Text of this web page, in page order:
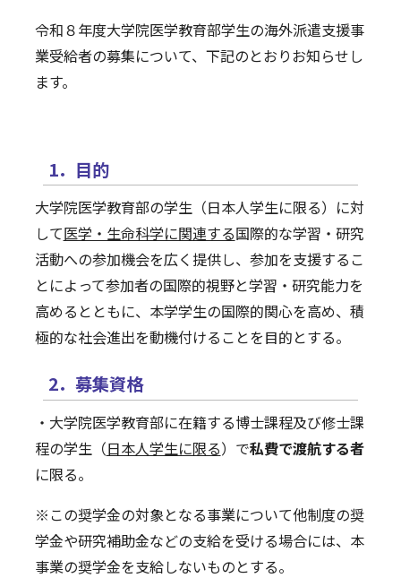
令和８年度大学院医学教育部学生の海外派遣支援事
業受給者の募集について、下記のとおりお知らせし
ます。
1．目的
大学院医学教育部の学生（日本人学生に限る）に対
して医学・生命科学に関連する国際的な学習・研究
活動への参加機会を広く提供し、参加を支援するこ
とによって参加者の国際的視野と学習・研究能力を
高めるとともに、本学学生の国際的関心を高め、積
極的な社会進出を動機付けることを目的とする。
2．募集資格
・大学院医学教育部に在籍する博士課程及び修士課
程の学生（日本人学生に限る）で私費で渡航する者
に限る。
※この奨学金の対象となる事業について他制度の奨
学金や研究補助金などの支給を受ける場合には、本
事業の奨学金を支給しないものとする。
イベント
修了生・単位修得退学者・一般の方